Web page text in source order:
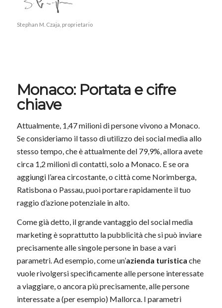
Stephan M. Czaja, proprietario
Monaco: Portata e cifre
chiave
Attualmente, 1,47 milioni di persone vivono a Monaco.
Se consideriamo il tasso di utilizzo dei social media allo
stesso tempo, che è attualmente del 79,9%, allora avete
circa 1,2 milioni di contatti, solo a Monaco. E se ora
aggiungi l’area circostante, o città come Norimberga,
Ratisbona o Passau, puoi portare rapidamente il tuo
raggio d’azione potenziale in alto.
Come già detto, il grande vantaggio del social media
marketing è soprattutto la pubblicità che si può inviare
precisamente alle singole persone in base a vari
parametri. Ad esempio, come un’azienda turistica che
vuole rivolgersi specificamente alle persone interessate
a viaggiare, o ancora più precisamente, alle persone
interessate a (per esempio) Mallorca. I parametri